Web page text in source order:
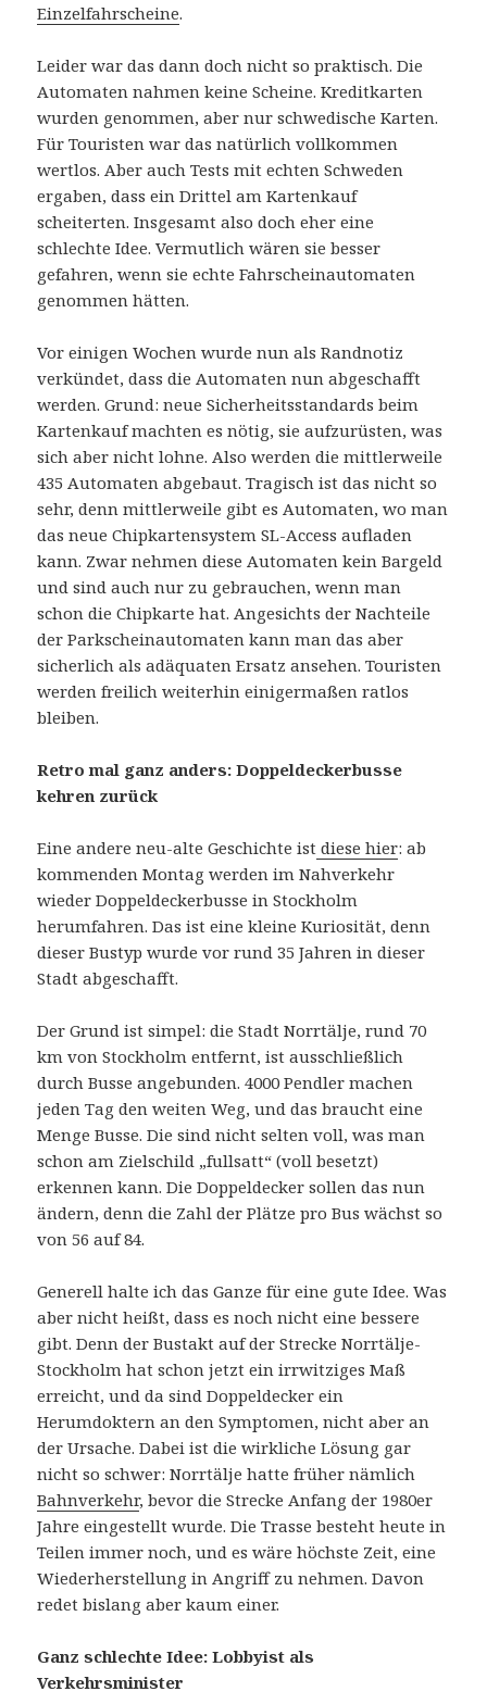
Einzelfahrscheine.
Leider war das dann doch nicht so praktisch. Die
Automaten nahmen keine Scheine. Kreditkarten
wurden genommen, aber nur schwedische Karten.
Für Touristen war das natürlich vollkommen
wertlos. Aber auch Tests mit echten Schweden
ergaben, dass ein Drittel am Kartenkauf
scheiterten. Insgesamt also doch eher eine
schlechte Idee. Vermutlich wären sie besser
gefahren, wenn sie echte Fahrscheinautomaten
genommen hätten.
Vor einigen Wochen wurde nun als Randnotiz
verkündet, dass die Automaten nun abgeschafft
werden. Grund: neue Sicherheitsstandards beim
Kartenkauf machten es nötig, sie aufzurüsten, was
sich aber nicht lohne. Also werden die mittlerweile
435 Automaten abgebaut. Tragisch ist das nicht so
sehr, denn mittlerweile gibt es Automaten, wo man
das neue Chipkartensystem SL-Access aufladen
kann. Zwar nehmen diese Automaten kein Bargeld
und sind auch nur zu gebrauchen, wenn man
schon die Chipkarte hat. Angesichts der Nachteile
der Parkscheinautomaten kann man das aber
sicherlich als adäquaten Ersatz ansehen. Touristen
werden freilich weiterhin einigermaßen ratlos
bleiben.
Retro mal ganz anders: Doppeldeckerbusse
kehren zurück
Eine andere neu-alte Geschichte ist diese hier: ab
kommenden Montag werden im Nahverkehr
wieder Doppeldeckerbusse in Stockholm
herumfahren. Das ist eine kleine Kuriosität, denn
dieser Bustyp wurde vor rund 35 Jahren in dieser
Stadt abgeschafft.
Der Grund ist simpel: die Stadt Norrtälje, rund 70
km von Stockholm entfernt, ist ausschließlich
durch Busse angebunden. 4000 Pendler machen
jeden Tag den weiten Weg, und das braucht eine
Menge Busse. Die sind nicht selten voll, was man
schon am Zielschild „fullsatt“ (voll besetzt)
erkennen kann. Die Doppeldecker sollen das nun
ändern, denn die Zahl der Plätze pro Bus wächst so
von 56 auf 84.
Generell halte ich das Ganze für eine gute Idee. Was
aber nicht heißt, dass es noch nicht eine bessere
gibt. Denn der Bustakt auf der Strecke Norrtälje-
Stockholm hat schon jetzt ein irrwitziges Maß
erreicht, und da sind Doppeldecker ein
Herumdoktern an den Symptomen, nicht aber an
der Ursache. Dabei ist die wirkliche Lösung gar
nicht so schwer: Norrtälje hatte früher nämlich
Bahnverkehr, bevor die Strecke Anfang der 1980er
Jahre eingestellt wurde. Die Trasse besteht heute in
Teilen immer noch, und es wäre höchste Zeit, eine
Wiederherstellung in Angriff zu nehmen. Davon
redet bislang aber kaum einer.
Ganz schlechte Idee: Lobbyist als
Verkehrsminister